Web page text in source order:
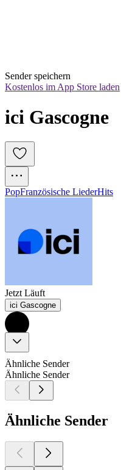
Sender speichern
Kostenlos im App Store laden
ici Gascogne
PopFranzösische LiederHits
Jetzt Läuft
ici Gascogne
Ähnliche Sender
Ähnliche Sender
Ähnliche Sender